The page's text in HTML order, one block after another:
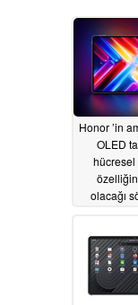
Honor ’in
OLED
hücresel
olacağı